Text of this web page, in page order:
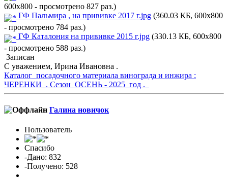
600x800 - просмотрено 827 раз.)
ГФ Пальмира , на прививке 2017 г.jpg (360.03 КБ, 600x800
- просмотрено 784 раз.)
ГФ Каталония на прививке 2015 г.jpg (330.13 КБ, 600x800
- просмотрено 588 раз.)
Записан
С уважением, Ирина Ивановна .
Каталог посадочного материала винограда и инжира :
ЧЕРЕНКИ . Сезон ОСЕНЬ - 2025 год .
Галина новичок
Пользователь
Спасибо
-Дано: 832
-Получено: 528